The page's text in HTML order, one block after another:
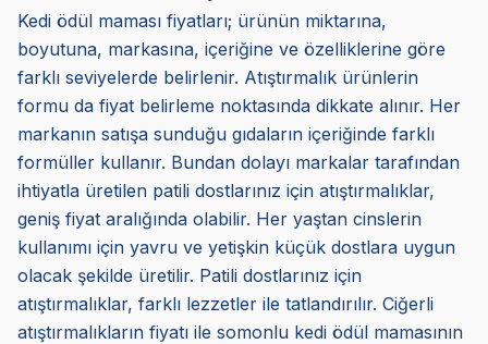
Kedi ödül maması fiyatları; ürünün miktarına,
boyutuna, markasına, içeriğine ve özelliklerine göre
farklı seviyelerde belirlenir. Atıştırmalık ürünlerin
formu da fiyat belirleme noktasında dikkate alınır. Her
markanın satışa sunduğu gıdaların içeriğinde farklı
formüller kullanır. Bundan dolayı markalar tarafından
ihtiyatla üretilen patili dostlarınız için atıştırmalıklar,
geniş fiyat aralığında olabilir. Her yaştan cinslerin
kullanımı için yavru ve yetişkin küçük dostlara uygun
olacak şekilde üretilir. Patili dostlarınız için
atıştırmalıklar, farklı lezzetler ile tatlandırılır. Ciğerli
atıştırmalıkların fiyatı ile somonlu kedi ödül mamasının